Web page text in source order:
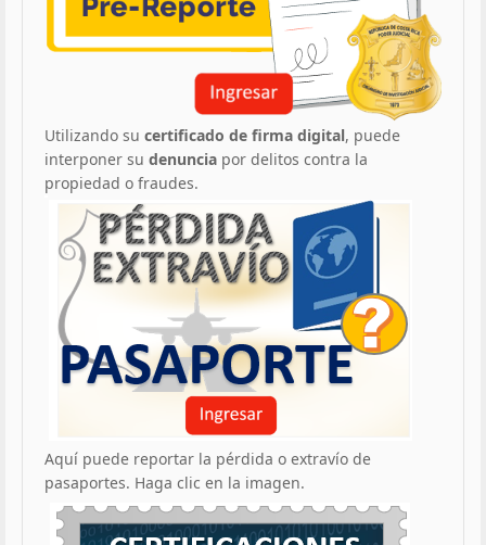
Utilizando su certificado de firma digital, puede
interponer su denuncia por delitos contra la
propiedad o fraudes.
Aquí puede reportar la pérdida o extravío de
pasaportes. Haga clic en la imagen.